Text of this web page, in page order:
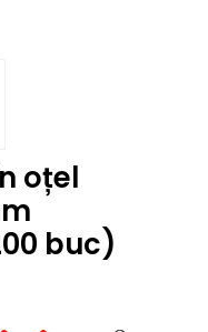
oțel
buc)